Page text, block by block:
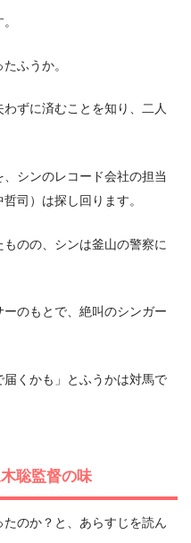
ふうか。
ずに済むことを知り、二人
シンのレコード会社の担当
司）は探し回ります。
のの、シンは釜山の警察に
のもとで、絶叫のシンガー
届くかも」とふうかは対馬で
聡監督の味
のか？と、あらすじを読ん